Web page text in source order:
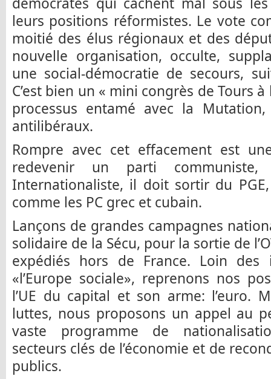
leurs positions réformistes. Le vote
moitié des élus régionaux et des
nouvelle organisation, occulte,
une social-démocratie de secours,
C’est bien un « mini congrès de Tours
processus entamé avec la
antilibéraux.
Rompre avec cet effacement est
redevenir un parti
Internationaliste, il doit sortir du
comme les PC grec et cubain.
Lançons de grandes campagnes
solidaire de la Sécu, pour la sortie de
expédiés hors de France. Loin des
«l’Europe sociale», reprenons nos
l’UE du capital et son arme: l’euro.
luttes, nous proposons un appel au
vaste programme de
secteurs clés de l’économie et de
publics.